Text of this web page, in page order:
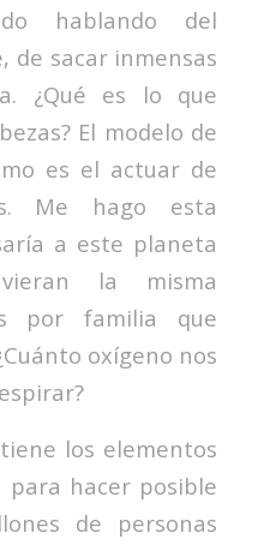
hablando del
de sacar inmensas
¿Qué es lo que
El modelo de
es el actuar de
Me hago esta
a este planeta
la misma
por familia que
oxígeno nos
los elementos
para hacer posible
de personas